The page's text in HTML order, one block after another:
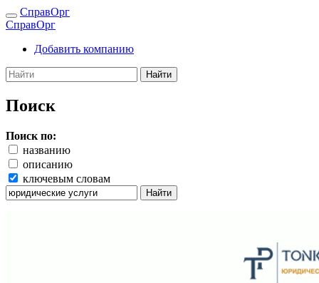
СправОрг
СправОрг
Добавить компанию
Найти
Поиск
Поиск по:
названию
описанию
ключевым словам
Найти